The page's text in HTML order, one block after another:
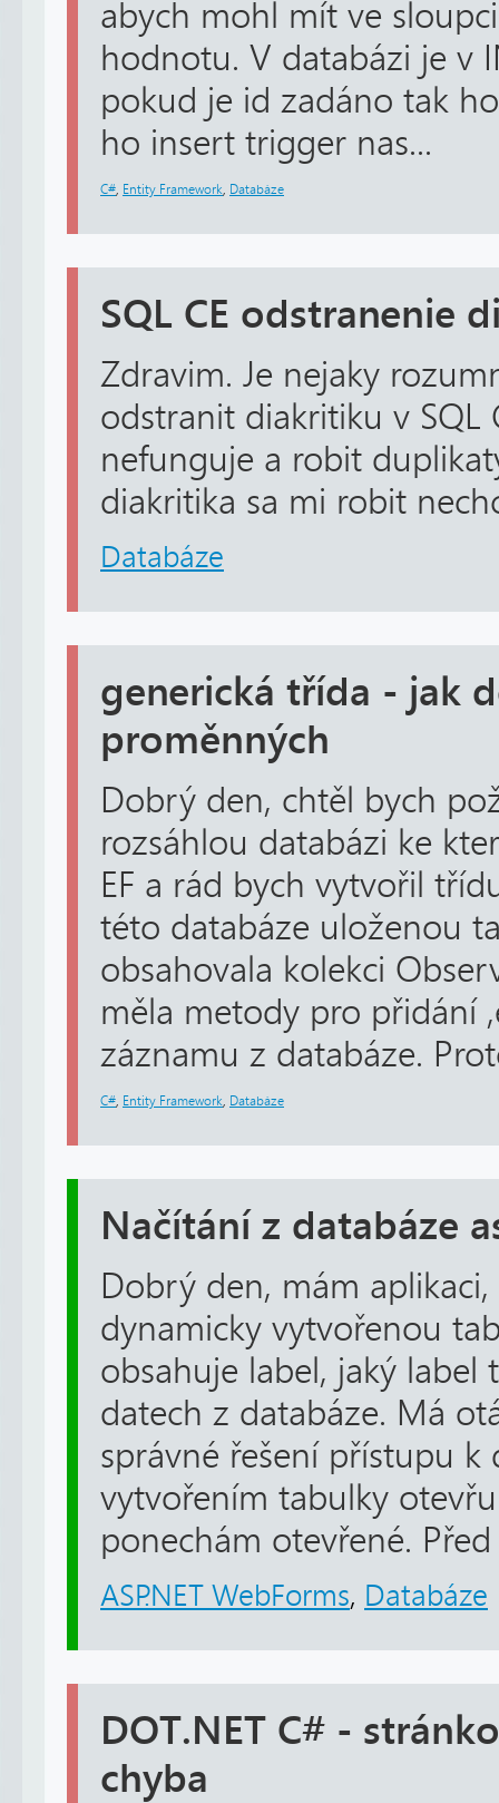
abych mohl mít ve
hodnotu. V databázi je v
pokud je id zadáno tak
ho insert trigger nas...
C# Entity Framework Databáze
SQL CE odstranenie
Zdravim. Je nejaky
odstranit diakritiku v SQL
nefunguje a robit
diakritika sa mi robit
Databáze
generická třída - jak
proměnných
Dobrý den, chtěl bych
rozsáhlou databázi ke
EF a rád bych vytvořil
této databáze uloženou
obsahovala kolekci
měla metody pro přidání
záznamu z databáze.
C# Entity Framework Databáze
Načítání z databáze
Dobrý den, mám
dynamicky vytvořenou
obsahuje label, jaký label
datech z databáze. Má
správné řešení přístupu k
vytvořením tabulky
ponechám otevřené.
ASP.NET WebForms, Databáze
DOT.NET C# -
chyba